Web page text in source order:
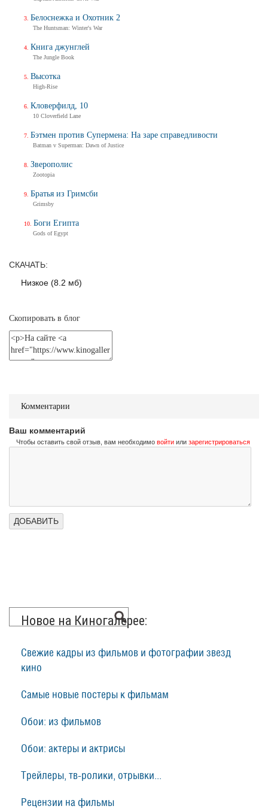
Балерина
Трейлер (на русском)
СКАЧАТЬ:
Низкое (8.2 мб)
Скопировать в блог
Комментарии
Ваш комментарий
Чтобы оставить свой отзыв, вам необходимо войти или зарегистрироваться
Новое на Киногалерее:
Свежие кадры из фильмов и фотографии звезд
кино
Самые новые постеры к фильмам
Обои: из фильмов
Обои: актеры и актрисы
Трейлеры, тв-ролики, отрывки...
Рецензии на фильмы
Белоснежка и Охотник 2
The Huntsman: Winter's War
Книга джунглей
The Jungle Book
Высотка
High-Rise
Кловерфилд, 10
10 Cloverfield Lane
Бэтмен против Супермена: На заре справедливости
Batman v Superman: Dawn of Justice
Зверополис
Zootopia
Братья из Гримсби
Grimsby
Боги Египта
Gods of Egypt